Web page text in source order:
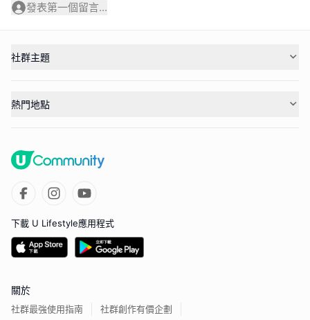
發表第一個留言...
社群主題
熱門地點
下載 U Lifestyle應用程式
關於
社群最強使用指南 社群創作有價企劃